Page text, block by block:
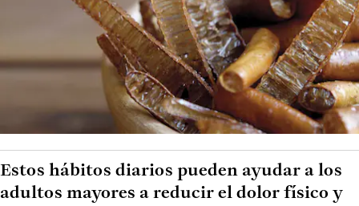
Estos hábitos diarios pueden ayudar a los
adultos mayores a reducir el dolor físico y